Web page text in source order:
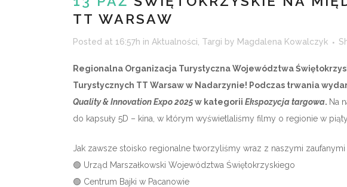
TT WARSAW
Posted at 16:57h in Aktualności Targi by Magdalena Kowalczyk
Regionalna Organizacja Turystyczna Województwa
Turystycznych TT Warsaw w Nadarzynie! Podczas trwania
Quality & Innovation Expo 2025w kategorii Ekspozycja targowa. Na
do kapsuły 5D – kina, w którym wyświetlaliśmy filmy o regionie w
Jak zawsze stoisko regionalne tworzyliśmy wraz z naszymi
🟢 Urząd Marszałkowski Województwa Świętokrzyskiego
🟢 Centrum Bajki w Pacanowie